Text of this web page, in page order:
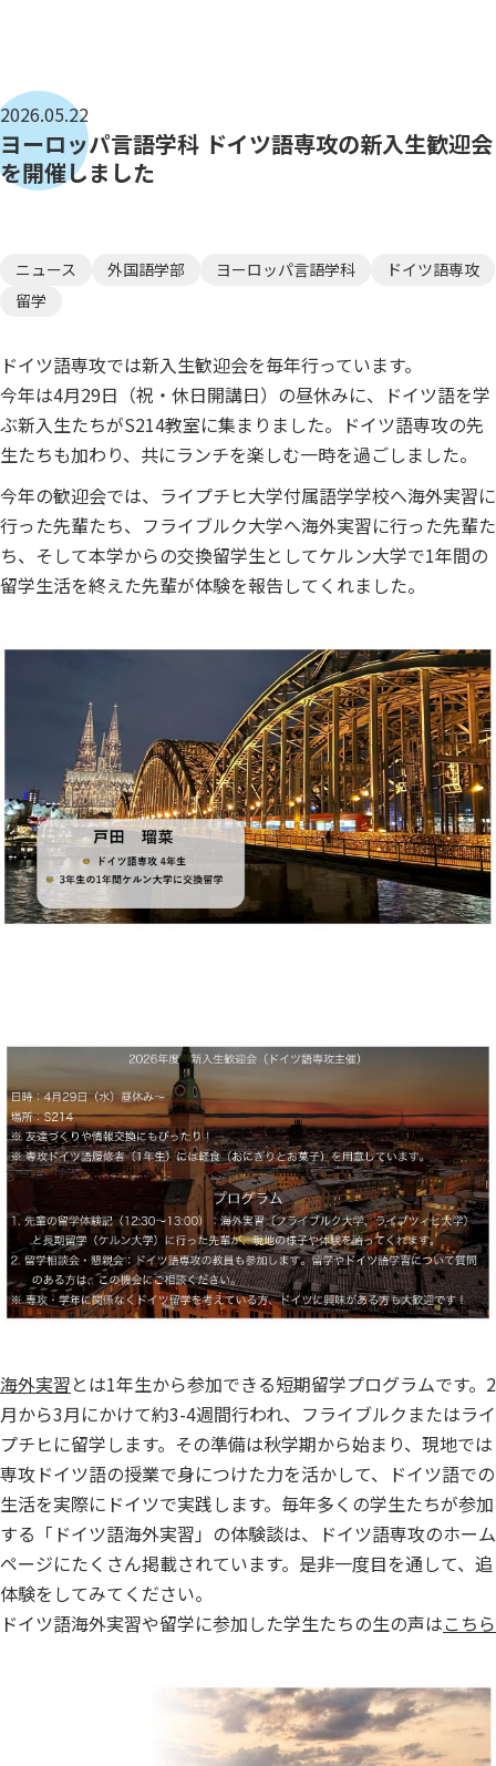
2026.05.22
ヨーロッパ言語学科 ドイツ語専攻の新入生歓迎会
を開催しました
ニュース 外国語学部 ヨーロッパ言語学科
ドイツ語専攻
留学
ドイツ語専攻では新入生歓迎会を毎年行っています。
今年は4月29日（祝・休日開講日）の昼休みに、ドイツ語を学
ぶ新入生たちがS214教室に集まりました。ドイツ語専攻の先
生たちも加わり、共にランチを楽しむ一時を過ごしました。
今年の歓迎会では、ライプチヒ大学付属語学学校へ海外実習に
行った先輩たち、フライブルク大学へ海外実習に行った先輩た
ち、そして本学からの交換留学生としてケルン大学で1年間の
留学生活を終えた先輩が体験を報告してくれました。
海外実習とは1年生から参加できる短期留学プログラムです。2
月から3月にかけて約3-4週間行われ、フライブルクまたはライ
プチヒに留学します。その準備は秋学期から始まり、現地では
専攻ドイツ語の授業で身につけた力を活かして、ドイツ語での
生活を実際にドイツで実践します。毎年多くの学生たちが参加
する「ドイツ語海外実習」の体験談は、ドイツ語専攻のホーム
ページにたくさん掲載されています。是非一度目を通して、追
体験をしてみてください。
ドイツ語海外実習や留学に参加した学生たちの生の声はこちら